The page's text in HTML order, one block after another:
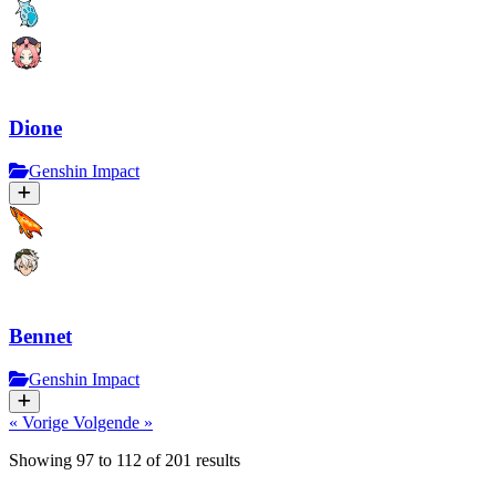
Dione
Genshin Impact
Bennet
Genshin Impact
« Vorige Volgende »
Showing 97 to 112 of 201 results